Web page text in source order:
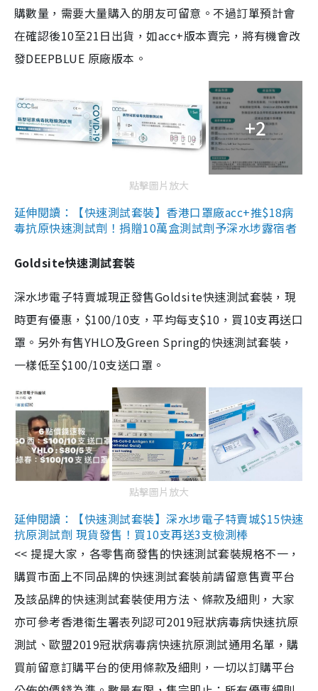
購數量，需要大量購入的朋友可留意。不過訂單預計會
在確認後10至21日出貨，如acc+版本賣完，將有機會改
發DEEPBLUE 原廠版本。
+2
點擊圖片放大
延伸閱讀：【快速測試套裝】香港口罩廠acc+推$18病
毒抗原快速測試劑！捐贈10萬盒測試劑予深水埗露宿者
Goldsite快速測試套裝
深水埗電子特賣城現正發售Goldsite快速測試套裝，現
時更有優惠，$100/10支，平均每支$10，買10支再送口
罩。另外有售YHLO及Green Spring的快速測試套裝，
一樣低至$100/10支送口罩。
點擊圖片放大
延伸閱讀：【快速測試套裝】深水埗電子特賣城$15快速
抗原測試劑 現貨發售！買10支再送3支檢測棒
<< 提提大家，各零售商發售的快速測試套裝規格不一，
購買市面上不同品牌的快速測試套裝前請留意售賣平台
及該品牌的快速測試套裝使用方法、條款及細則，大家
亦可參考香港衞生署表列認可2019冠狀病毒病快速抗原
測試、歐盟2019冠狀病毒病快速抗原測試通用名單，購
買前留意訂購平台的使用條款及細則，一切以訂購平台